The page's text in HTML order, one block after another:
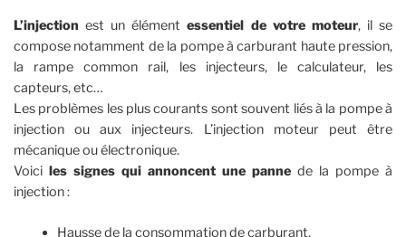
L’injection est un élémentessentiel de votre moteur, il se
compose notamment de la pompe à carburant haute pression,
la rampe common rail, les injecteurs, le calculateur, les
capteurs, etc…
Les problèmes les plus courants sont souvent liés à la pompe à
injection ou aux injecteurs. L’injection moteur peut être
mécanique ou électronique.
Voici les signes qui annoncent une panne de la pompe à
injection :
Hausse de la consommation de carburant.